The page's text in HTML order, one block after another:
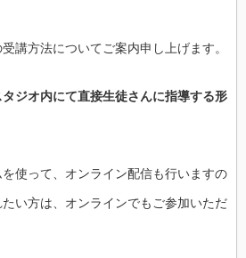
講方法についてご案内申し上げます。
ジオ内にて直接生徒さんに指導する形
使って、 オンライン配信も行いますの
い方は、 オンラインでもご参加いただ